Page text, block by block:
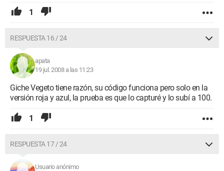
1
RESPUESTA 16 / 24
apata
19 jul. 2008 a las 11:23
Giche Vegeto tiene razón, su código funciona pero solo en la
versión roja y azul, la prueba es que lo capturé y lo subí a 100.
1
RESPUESTA 17 / 24
Usuario anónimo